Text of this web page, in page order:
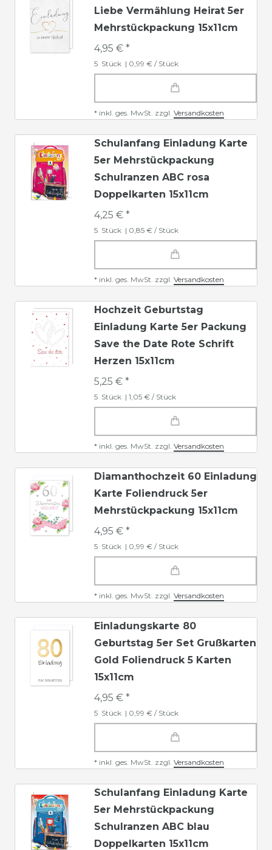
Liebe Vermählung Heirat 5er
Mehrstückpackung 15x11cm
4,95 € *
5 Stück | 0,99 € / Stück
* inkl. ges. MwSt. zzgl. Versandkosten
Schulanfang Einladung Karte
5er Mehrstückpackung
Schulranzen ABC rosa
Doppelkarten 15x11cm
4,25 € *
5 Stück | 0,85 € / Stück
* inkl. ges. MwSt. zzgl. Versandkosten
Hochzeit Geburtstag
Einladung Karte 5er Packung
Save the Date Rote Schrift
Herzen 15x11cm
5,25 € *
5 Stück | 1,05 € / Stück
* inkl. ges. MwSt. zzgl. Versandkosten
Diamanthochzeit 60 Einladung
Karte Foliendruck 5er
Mehrstückpackung 15x11cm
4,95 € *
5 Stück | 0,99 € / Stück
* inkl. ges. MwSt. zzgl. Versandkosten
Einladungskarte 80
Geburtstag 5er Set Grußkarten
Gold Foliendruck 5 Karten
15x11cm
4,95 € *
5 Stück | 0,99 € / Stück
* inkl. ges. MwSt. zzgl. Versandkosten
Schulanfang Einladung Karte
5er Mehrstückpackung
Schulranzen ABC blau
Doppelkarten 15x11cm